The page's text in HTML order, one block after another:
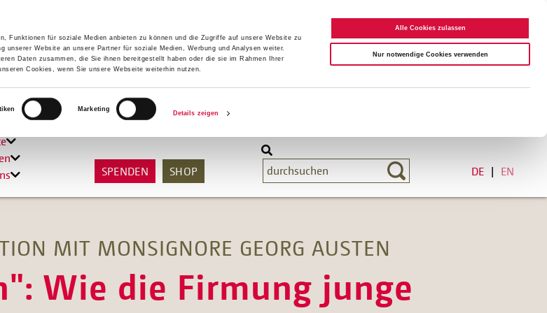
Funktionen für soziale Medien anbieten zu können und die Zugriffe auf unsere Website zu
unserer Website an unsere Partner für soziale Medien, Werbung und Analysen weiter.
Daten zusammen, die Sie ihnen bereitgestellt haben oder die sie im Rahmen Ihrer
Cookies, wenn Sie unsere Webseite weiterhin nutzen.
Marketing
Details zeigen
Alle Cookies zulassen
Nur notwendige Cookies verwenden
SPENDEN SHOP DE EN
MIT MONSIGNORE GEORG AUSTEN
Wie die Firmung junge